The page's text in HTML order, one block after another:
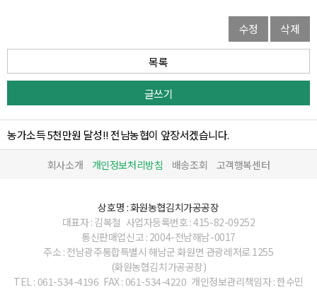
수정 삭제
목록
글쓰기
농가소득 5천만원 달성!! 전남농협이 앞장서겠습니다.
회사소개 개인정보처리방침 배송조회 고객행복센터
상호명 : 화원농협김치가공공장
대표자 : 김복철 사업자등록번호 : 415-82-09252
통신판매업신고 : 2004-전남해남-0017
주소 : 전남광주통합특별시 해남군 화원면 관광레저로 1255
(화원농협김치가공공장)
TEL : 061-534-4196 FAX : 061-534-4220 개인정보관리책임자 : 한수민